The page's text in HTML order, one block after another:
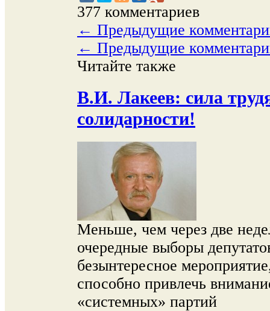
377 комментариев
← Предыдущие
← Предыдущие
Читайте также
В.И. Лакеев: сила
солидарности!
Меньше, чем через две
очередные выборы
безынтересное
способно привлечь
«системных» партий